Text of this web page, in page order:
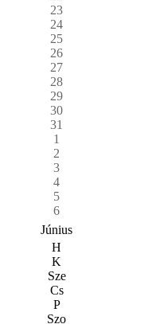
23
24
25
26
27
28
29
30
31
1
2
3
4
5
6
Június
H
K
Sze
Cs
P
Szo